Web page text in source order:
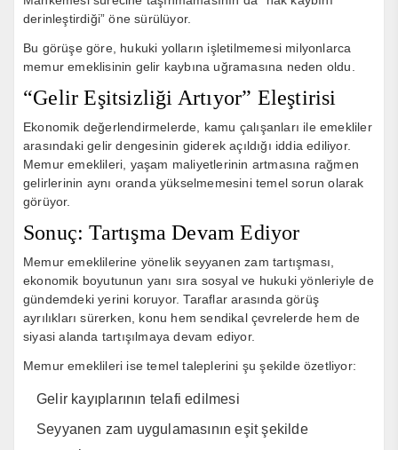
derinleştirdiği” öne sürülüyor.
Bu görüşe göre, hukuki yolların işletilmemesi milyonlarca
memur emeklisinin gelir kaybına uğramasına neden oldu.
“Gelir Eşitsizliği Artıyor” Eleştirisi
Ekonomik değerlendirmelerde, kamu çalışanları ile emekliler
arasındaki gelir dengesinin giderek açıldığı iddia ediliyor.
Memur emeklileri, yaşam maliyetlerinin artmasına rağmen
gelirlerinin aynı oranda yükselmemesini temel sorun olarak
görüyor.
Sonuç: Tartışma Devam Ediyor
Memur emeklilerine yönelik seyyanen zam tartışması,
ekonomik boyutunun yanı sıra sosyal ve hukuki yönleriyle de
gündemdeki yerini koruyor. Taraflar arasında görüş
ayrılıkları sürerken, konu hem sendikal çevrelerde hem de
siyasi alanda tartışılmaya devam ediyor.
Memur emeklileri ise temel taleplerini şu şekilde özetliyor:
Gelir kayıplarının telafi edilmesi
Seyyanen zam uygulamasının eşit şekilde